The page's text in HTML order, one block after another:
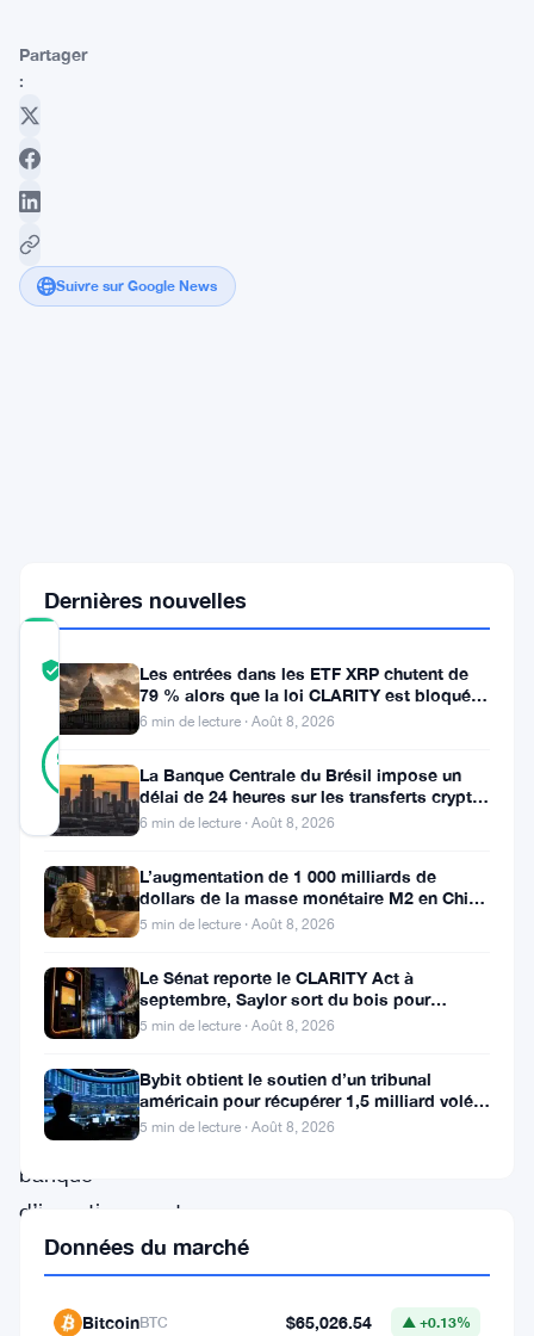
Partager
:
Suivre sur Google News
TRUST
SCORE
Vérifié
93%
RÉEL
Mis à jour 5 mois il y a
Goldman
Sachs
fait
gros
achat.
banque
d’investissement
acquis
des
Dernières nouvelles
Les entrées dans les ETF XRP chutent de
79 % alors que la loi CLARITY est bloquée
avant la pause du Sénat
6 min de lecture · Août 8, 2026
La Banque Centrale du Brésil impose un
délai de 24 heures sur les transferts crypto
de plus de 10 000 $
6 min de lecture · Août 8, 2026
L’augmentation de 1 000 milliards de
dollars de la masse monétaire M2 en Chine
laisse les traders de Bitcoin
5 min de lecture · Août 8, 2026
Le Sénat reporte le CLARITY Act à
septembre, Saylor sort du bois pour
Bitcoin
5 min de lecture · Août 8, 2026
Bybit obtient le soutien d’un tribunal
américain pour récupérer 1,5 milliard volés
par Lazarus
5 min de lecture · Août 8, 2026
Données du marché
BitcoinBTC $65,026.54 ▲ +0.13%